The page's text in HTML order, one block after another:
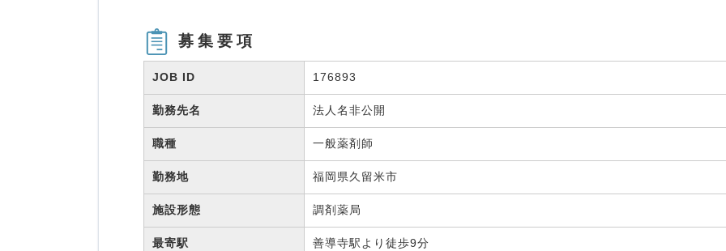
募集要項
JOB ID 176893
勤務先名 法人名非公開
職種 一般薬剤師
勤務地 福岡県久留米市
施設形態 調剤薬局
最寄駅 善導寺駅より徒歩9分